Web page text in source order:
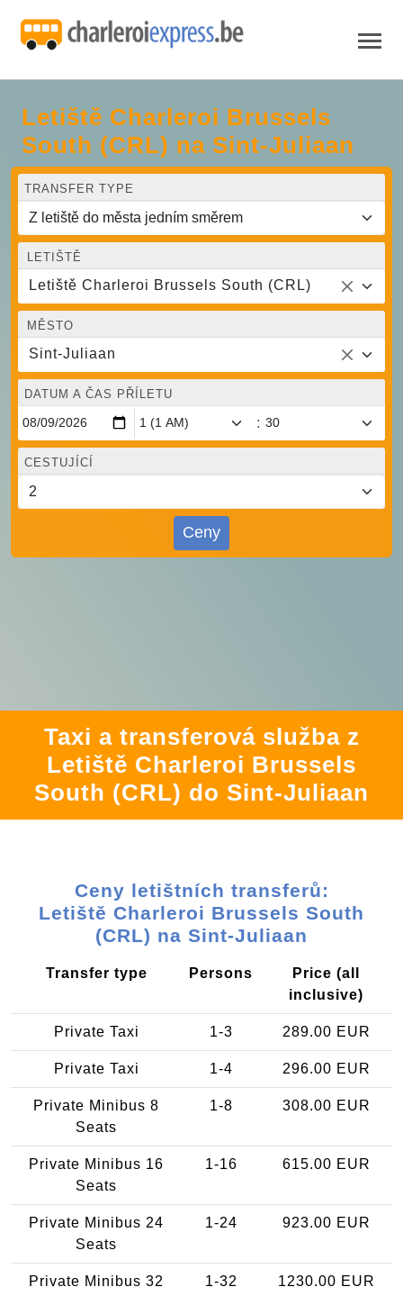
Letiště Charleroi Brussels
South (CRL) na Sint-Juliaan
TRANSFER TYPE
LETIŠTĚ
Letiště Charleroi Brussels South (CRL)
MĚSTO
Sint-Juliaan
DATUM A ČAS PŘÍLETU
:
CESTUJÍCÍ
Ceny
Taxi a transferová služba z
Letiště Charleroi Brussels
South (CRL) do Sint-Juliaan
Ceny letištních transferů:
Letiště Charleroi Brussels South
(CRL) na Sint-Juliaan
Transfer type Persons
Price (all
inclusive)
Private Taxi 1-3 289.00 EUR
Private Taxi 1-4 296.00 EUR
Private Minibus 8
Seats
1-8 308.00 EUR
Private Minibus 16
Seats
1-16 615.00 EUR
Private Minibus 24
Seats
1-24 923.00 EUR
Private Minibus 32
1-32 1230.00 EUR